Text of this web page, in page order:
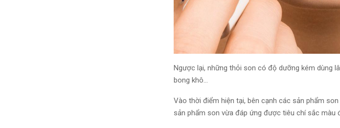
Ngược lại, những thỏi son có độ dưỡng kém dùng
bong khô…
Vào thời điểm hiện tại, bên cạnh các sản phẩm
sản phẩm son vừa đáp ứng được tiêu chí sắc màu